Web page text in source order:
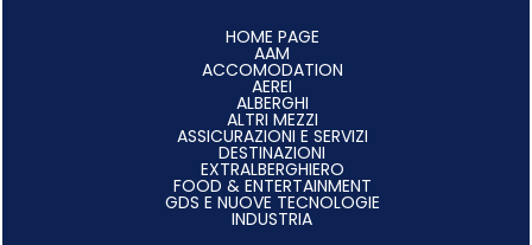
HOME PAGE
AAM
ACCOMODATION
AEREI
ALBERGHI
ALTRI MEZZI
ASSICURAZIONI E SERVIZI
DESTINAZIONI
EXTRALBERGHIERO
FOOD & ENTERTAINMENT
GDS E NUOVE TECNOLOGIE
INDUSTRIA